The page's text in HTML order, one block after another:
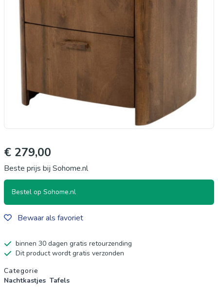
€ 279,00
Beste prijs bij Sohome.nl
Bestel op Sohome.nl
Bewaar als favoriet
binnen 30 dagen gratis retourzending
Dit product wordt gratis verzonden
Productgegevens
Categorie
Nachtkastjes Tafels